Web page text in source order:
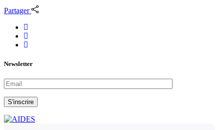
Partager
Newsletter
S'inscrire